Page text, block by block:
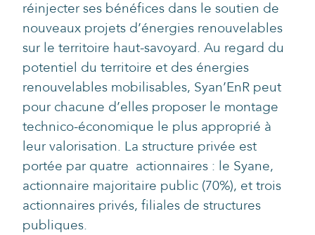
réinjecter ses bénéfices dans le soutien de
nouveaux projets d’énergies renouvelables
sur le territoire haut-savoyard. Au regard du
potentiel du territoire et des énergies
renouvelables mobilisables, Syan’EnR peut
pour chacune d’elles proposer le montage
technico-économique le plus approprié à
leur valorisation. La structure privée est
portée par quatre actionnaires : le Syane,
actionnaire majoritaire public (70%), et trois
actionnaires privés, filiales de structures
publiques.